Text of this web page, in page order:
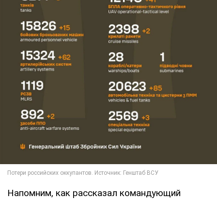
Напомним, как рассказал командующий